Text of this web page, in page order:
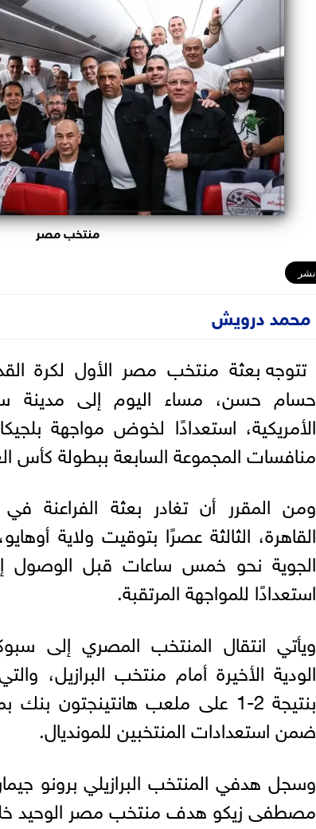
منتخب مصر
محمد درويش
تتوجه بعثة منتخب مصر الأول لكرة
حسام حسن، مساء اليوم إلى مدينة
الأمريكية، استعدادًا لخوض مواجهة
منافسات المجموعة السابعة ببطولة كأس العالم
ومن المقرر أن تغادر بعثة الفراعنة
القاهرة، الثالثة عصرًا بتوقيت ولاية
الجوية نحو خمس ساعات قبل الوصول
استعدادًا للمواجهة المرتقبة.
ويأتي انتقال المنتخب المصري إلى
الودية الأخيرة أمام منتخب البرازيل،
بنتيجة 2-1 على ملعب هانتينجتون
ضمن استعدادات المنتخبين للمونديال.
وسجل هدفي المنتخب البرازيلي برونو
مصطفى زيكو هدف منتخب مصر الوحيد